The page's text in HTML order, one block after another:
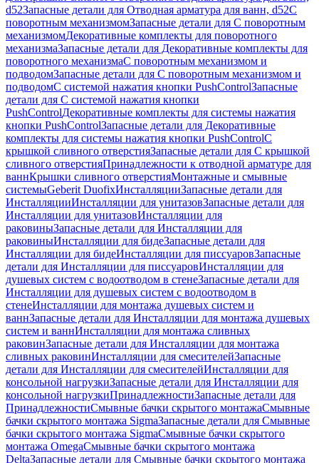
d52Запасные детали для Отводная арматура для ванн, d52С
поворотным механизмомЗапасные детали для С поворотным
механизмомДекоративные комплекты для поворотного
механизмаЗапасные детали для Декоративные комплекты для
поворотного механизмаС поворотным механизмом и
подводомЗапасные детали для С поворотным механизмом и
подводомС системой нажатия кнопки PushControlЗапасные
детали для С системой нажатия кнопки
PushControlДекоративные комплекты для системы нажатия
кнопки PushControlЗапасные детали для Декоративные
комплекты для системы нажатия кнопки PushControlС
крышкой сливного отверстияЗапасные детали для С крышкой
сливного отверстияПринадлежности к отводной арматуре для
ваннКрышки сливного отверстияМонтажные и смывные
системыGeberit DuofixИнсталляцииЗапасные детали для
ИнсталляцииИнсталляции для унитазовЗапасные детали для
Инсталляции для унитазовИнсталляции для
раковиныЗапасные детали для Инсталляции для
раковиныИнсталляции для бидеЗапасные детали для
Инсталляции для бидеИнсталляции для писсуаровЗапасные
детали для Инсталляции для писсуаровИнсталляции для
душевых систем с водоотводом в стенеЗапасные детали для
Инсталляции для душевых систем с водоотводом в
стенеИнсталляции для монтажа душевых систем и
ваннЗапасные детали для Инсталляции для монтажа душевых
систем и ваннИнсталляции для монтажа сливных
раковинЗапасные детали для Инсталляции для монтажа
сливных раковинИнсталляции для смесителейЗапасные
детали для Инсталляции для смесителейИнсталляции для
консольной нагрузкиЗапасные детали для Инсталляции для
консольной нагрузкиПринадлежностиЗапасные детали для
ПринадлежностиСмывные бачки скрытого монтажаСмывные
бачки скрытого монтажа SigmaЗапасные детали для Смывные
бачки скрытого монтажа SigmaСмывные бачки скрытого
монтажа OmegaСмывные бачки скрытого монтажа
DeltaЗапасные детали для Смывные бачки скрытого монтажа